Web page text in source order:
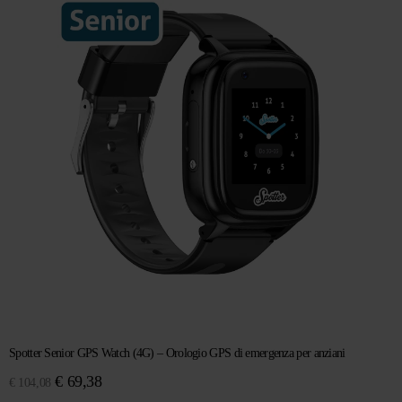
Spotter Senior GPS Watch (4G) – Orologio GPS di emergenza per anziani
€ 104,08 Il
€ 69,38Il